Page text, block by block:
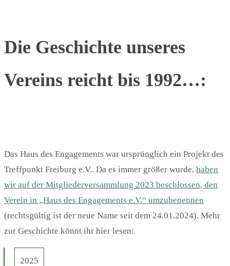
Die Geschichte unseres
Vereins reicht bis 1992…:
Das Haus des Engagements war ursprünglich ein Projekt des
Treffpunkt Freiburg e.V.. Da es immer größer wurde, haben
wir auf der Mitgliederversammlung 2023 beschlossen, den
Verein in „Haus des Engagements e.V.“ umzubenennen
(rechtsgültig ist der neue Name seit dem 24.01.2024). Mehr
zur Geschichte könnt ihr hier lesen:
2025